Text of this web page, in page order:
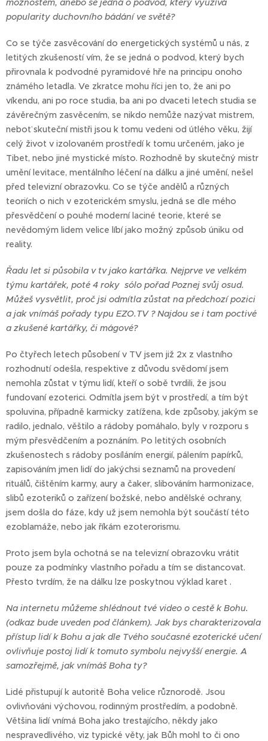
možnostem, anebo se jedná o podvod, který využívá
popularity duchovního bádání ve světě?
Co se týče zasvěcování do energetických systémů u nás, z
letitých zkušeností vím, že se jedná o podvod, který bych
přirovnala k podvodné pyramidové hře na principu onoho
známého letadla. Ve zkratce mohu říci jen to, že ani po
víkendu, ani po roce studia, ba ani po dvaceti letech studia se
závěrečným zasvěcením, se nikdo nemůže nazývat mistrem,
neboť skuteční mistři jsou k tomu vedeni od útlého věku, žijí
celý život v izolovaném prostředí k tomu určeném, jako je
Tibet, nebo jiné mystické místo. Rozhodně by skutečný mistr
umění levitace, mentálního léčení na dálku a jiné umění, nešel
před televizní obrazovku. Co se týče andělů a různých
teoriích o nich v ezoterickém smyslu, jedná se dle mého
přesvědčení o pouhé moderní laciné teorie, které se
nevědomým lidem velice líbí jako možný způsob úniku od
reality.
Řadu let si působila v tv jako kartářka. Nejprve ve velkém
týmu kartářek, poté 4 roky sólo pořad Poznej svůj osud.
Můžeš vysvětlit, proč jsi odmítla zůstat na předchozí pozici
a jak vnímáš pořady typu EZO.TV ? Najdou se i tam poctivé
a zkušené kartářky, či mágové?
Po čtyřech letech působení v TV jsem již 2x z vlastního
rozhodnutí odešla, respektive z důvodu svědomí jsem
nemohla zůstat v týmu lidí, kteří o sobě tvrdili, že jsou
fundovaní ezoterici. Odmítla jsem být v prostředí, a tím být
spoluvina, případně karmicky zatížena, kde způsoby, jakým se
radilo, jednalo, věštilo a rádoby pomáhalo, byly v rozporu s
mým přesvědčením a poznáním. Po letitých osobních
zkušenostech s rádoby posíláním energií, pálením papírků,
zapisováním jmen lidí do jakýchsi seznamů na provedení
rituálů, čištěním karmy, aury a čaker, slibováním harmonizace,
slibů ezoteriků o zařízení božské, nebo andělské ochrany,
jsem došla do fáze, kdy už jsem nemohla být součástí této
ezoblamáže, nebo jak říkám ezoterorismu.
Proto jsem byla ochotná se na televizní obrazovku vrátit
pouze za podmínky vlastního pořadu a tím se distancovat.
Přesto tvrdím, že na dálku lze poskytnou výklad karet .
Na internetu můžeme shlédnout tvé video o cestě k Bohu.
(odkaz bude uveden pod článkem). Jak bys charakterizovala
přístup lidí k Bohu a jak dle Tvého současné ezoterické učení
ovlivňuje postoj lidí k tomuto symbolu nejvyšší energie. A
samozřejmě, jak vnímáš Boha ty?
Lidé přistupují k autoritě Boha velice různorodě. Jsou
ovlivňováni výchovou, rodinným prostředím, a podobně.
Většina lidí vnímá Boha jako trestajícího, někdy jako
nespravedlivého, viz typické věty, jak Bůh mohl to či ono